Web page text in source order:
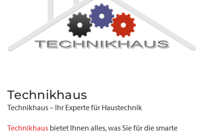
Technikhaus
Technikhaus – Ihr Experte für Haustechnik
Technikhaus bietet Ihnen alles, was Sie für die smarte